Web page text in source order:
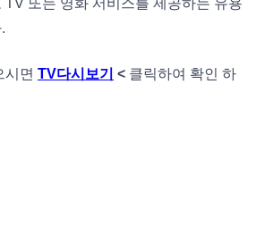
TV 또는 영화 서비스를 제공하는 유용
시면 TV다시보기 < 클릭하여 확인 하